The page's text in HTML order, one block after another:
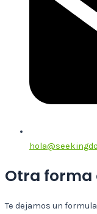
Otra
Te dejamos un